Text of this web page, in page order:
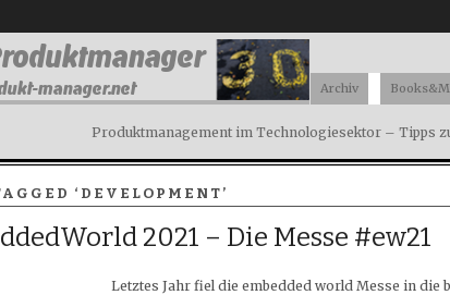
Produktmanagement im Technologiesektor – Tipps
Archiv
‘DEVELOPMENT’
2021 – Die Messe #ew21
Letztes Jahr fiel die embedded world Messe in die